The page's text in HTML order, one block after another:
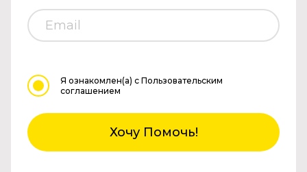
Я ознакомлен(а) с Пользовательским
соглашением
Хочу Помочь!